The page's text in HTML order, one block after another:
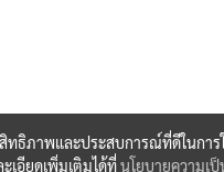
ทธิภาพและประสบการณ์ที่ดีในการ
เอียดเพิ่มเติมได้ที่นโยบายความเ